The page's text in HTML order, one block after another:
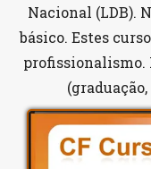
Nacional (LDB).
básico. Estes
profissionalismo.